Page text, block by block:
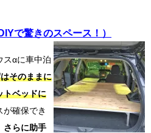
で驚きのスペース！）
スαに車中泊
そのままに
トベッドに
が確保でき
さらに助手